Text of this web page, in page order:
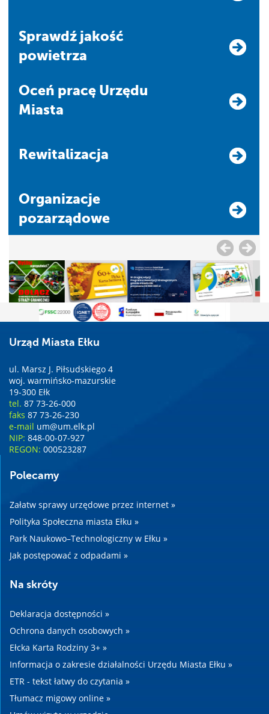
Sprawdź jakość
powietrza
Oceń pracę Urzędu
Miasta
Rewitalizacja
Organizacje
pozarządowe
Urząd Miasta Ełku
ul. Marsz J. Piłsudskiego 4
woj. warmińsko-mazurskie
19-300 Ełk
tel. 87 73-26-000
faks 87 73-26-230
e-mail um@um.elk.pl
NIP: 848-00-07-927
REGON: 000523287
Polecamy
Załatw sprawy urzędowe przez internet »
Polityka Społeczna miasta Ełku »
Park Naukowo–Technologiczny w Ełku »
Jak postępować z odpadami »
Na skróty
Deklaracja dostępności »
Ochrona danych osobowych »
Ełcka Karta Rodziny 3+ »
Informacja o zakresie działalności Urzędu Miasta Ełku »
ETR - tekst łatwy do czytania »
Tłumacz migowy online »